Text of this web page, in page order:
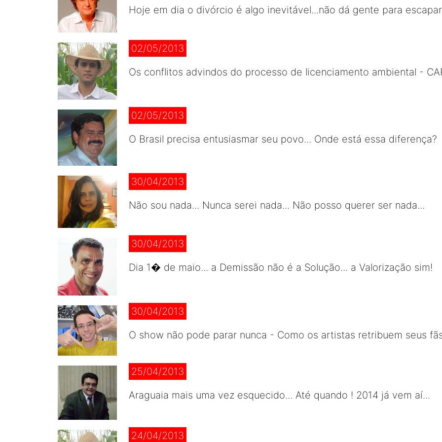
Hoje em dia o divórcio é algo inevitável...não dá gente para escapar
02/05/2013
Os conflitos advindos do processo de licenciamento ambiental -
02/05/2013
O Brasil precisa entusiasmar seu povo... Onde está essa diferença?
30/04/2013
Não sou nada... Nunca serei nada... Não posso querer ser nada...
30/04/2013
Dia 1� de maio... a Demissão não é a Solução... a Valorização sim!
30/04/2013
O show não pode parar nunca - Como os artistas retribuem seus
25/04/2013
Araguaia mais uma vez esquecido... Até quando ! 2014 já vem aí...
24/04/2013